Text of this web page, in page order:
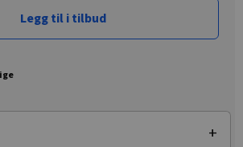
Legg til i tilbud